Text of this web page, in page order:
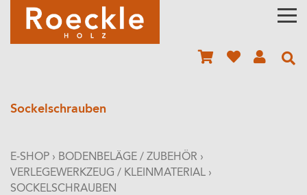
Sockelschrauben
E-SHOP › BODENBELÄGE / ZUBEHÖR ›
VERLEGEWERKZEUG / KLEINMATERIAL ›
SOCKELSCHRAUBEN